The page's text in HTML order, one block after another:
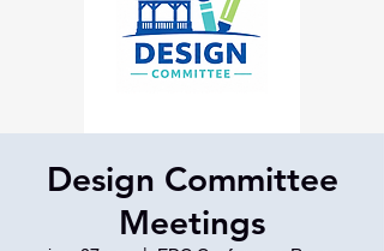
Design Committee
Meetings